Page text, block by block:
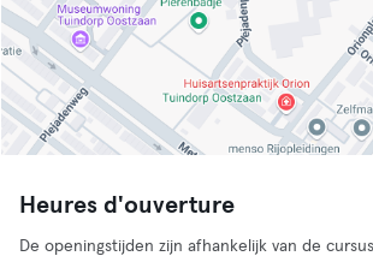
Heures d'ouverture
De openingstijden zijn afhankelijk van de